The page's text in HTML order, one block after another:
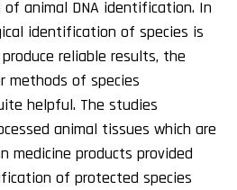
animal DNA identification. In
identification of species is
reliable results, the
methods of species
helpful. The studies
animal tissues which are
medicine products provided
of protected species